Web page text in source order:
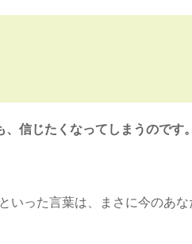
信じたくなってしまうのです。
いった言葉は、まさに今のあ